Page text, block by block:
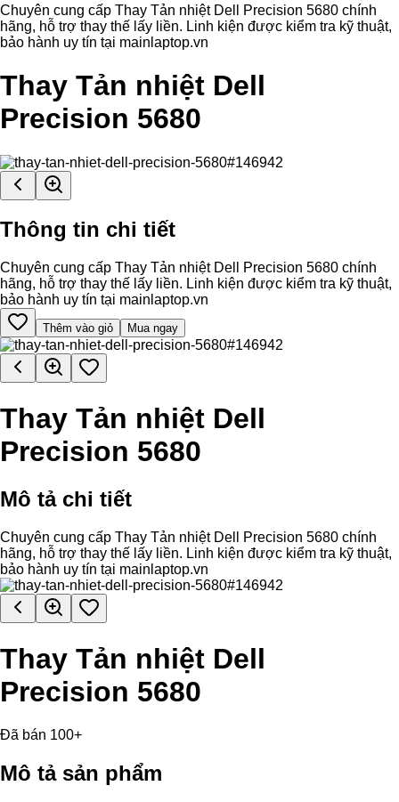
Chuyên cung cấp Thay Tản nhiệt Dell Precision 5680 chính
hãng, hỗ trợ thay thế lấy liền. Linh kiện được kiểm tra kỹ thuật,
bảo hành uy tín tại mainlaptop.vn
Thay Tản nhiệt Dell
Precision 5680
Thông tin chi tiết
Chuyên cung cấp Thay Tản nhiệt Dell Precision 5680 chính
hãng, hỗ trợ thay thế lấy liền. Linh kiện được kiểm tra kỹ thuật,
bảo hành uy tín tại mainlaptop.vn
Thêm vào giỏ Mua ngay
Thay Tản nhiệt Dell
Precision 5680
Mô tả chi tiết
Chuyên cung cấp Thay Tản nhiệt Dell Precision 5680 chính
hãng, hỗ trợ thay thế lấy liền. Linh kiện được kiểm tra kỹ thuật,
bảo hành uy tín tại mainlaptop.vn
Thay Tản nhiệt Dell
Precision 5680
Đã bán 100+
Mô tả sản phẩm